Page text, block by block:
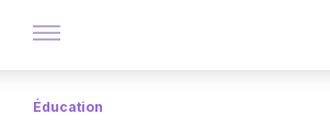
Éducation